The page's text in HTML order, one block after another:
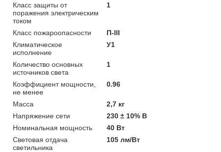
Класс защиты от
поражения электрическим
током
1
Класс пожароопасности
П-III
Климатическое
исполнение
У1
Количество основных
источников света
1
Коэффициент мощности,
не менее
0.96
Масса
2,7 кг
Напряжение сети
230 ± 10% В
Номинальная мощность
40 Вт
Световая отдача
светильника
105 лм/Вт